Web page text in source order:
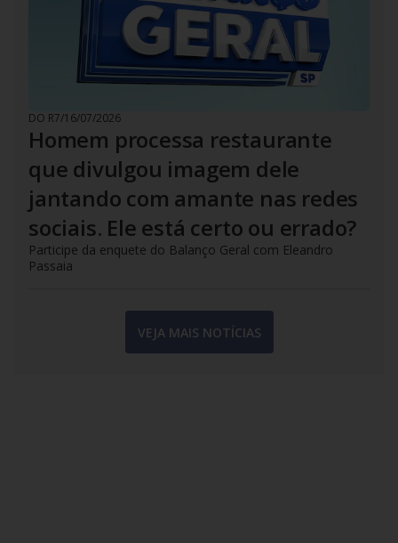
DO R7/16/07/2026
Homem processa restaurante
que divulgou imagem dele
jantando com amante nas redes
sociais. Ele está certo ou errado?
Participe da enquete do Balanço Geral com Eleandro
Passaia
VEJA MAIS NOTÍCIAS